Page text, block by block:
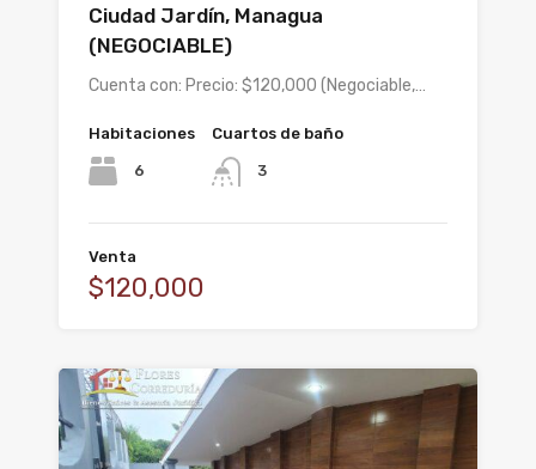
Ciudad Jardín, Managua
(NEGOCIABLE)
Cuenta con: Precio: $120,000 (Negociable,…
Habitaciones
6
Cuartos de baño
3
Venta
$120,000